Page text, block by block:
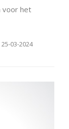
voor het
03-2024